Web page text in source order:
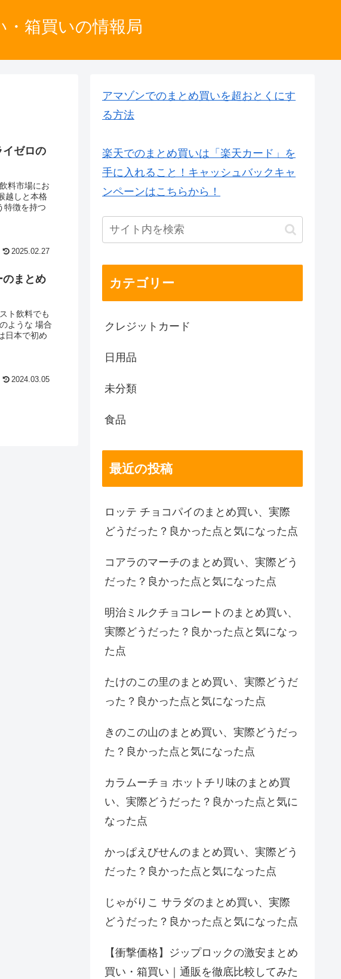
・箱買いの情報局
ゼロの
料市場にお
越しと本格
特徴を持つ
2025.02.27
のまとめ
ト飲料でも
ような 場合
日本で初め
2024.03.05
アマゾンでのまとめ買いを超おとくにす
る方法
楽天でのまとめ買いは「楽天カード」を
手に入れること！キャッシュバックキャ
ンペーンはこちらから！
カテゴリー
クレジットカード
日用品
未分類
食品
最近の投稿
ロッテ チョコパイのまとめ買い、実際
どうだった？良かった点と気になった点
コアラのマーチのまとめ買い、実際どう
だった？良かった点と気になった点
明治ミルクチョコレートのまとめ買い、
実際どうだった？良かった点と気になっ
た点
たけのこの里のまとめ買い、実際どうだ
った？良かった点と気になった点
きのこの山のまとめ買い、実際どうだっ
た？良かった点と気になった点
カラムーチョ ホットチリ味のまとめ買
い、実際どうだった？良かった点と気に
なった点
かっぱえびせんのまとめ買い、実際どう
だった？良かった点と気になった点
じゃがりこ サラダのまとめ買い、実際
どうだった？良かった点と気になった点
【衝撃価格】ジップロックの激安まとめ
買い・箱買い｜通販を徹底比較してみた